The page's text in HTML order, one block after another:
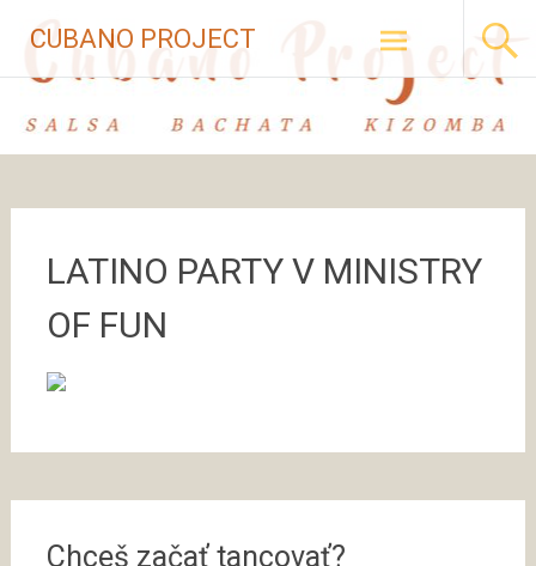
CUBANO PROJECT
Skip to
content
LATINO PARTY V MINISTRY
OF FUN
Chceš začať tancovať?